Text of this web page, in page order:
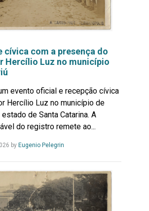
cívica com a presença do
Hercílio Luz no município
evento oficial e recepção cívica
Hercílio Luz no município de
de Santa Catarina. A
do registro remete ao...
by Eugenio PelegrinLeia